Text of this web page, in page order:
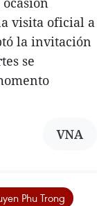
visita oficial a
la invitación
se
VNA
Phu Trong